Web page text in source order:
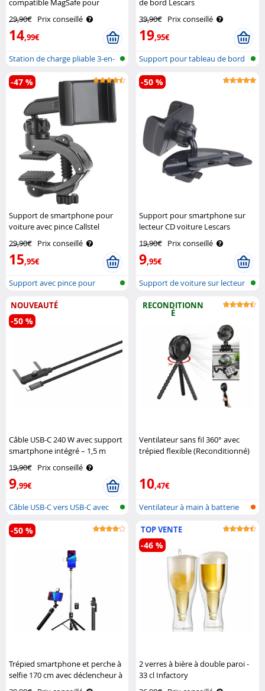
compatible MagSafe pour
iPhone, Apple Watch et AirPods
Callstel
29,90€ Prix conseillé
14,99€
Station de charge pliable 3-en-
1 po..
de bord Lescars
39,90€ Prix conseillé
19,95€
Support pour tableau de bord
de voi..
Support de smartphone pour
voiture avec pince Callstel
29,90€ Prix conseillé
15,95€
-47 %
Support avec pince pour
Support pour smartphone sur
lecteur CD voiture Lescars
19,90€ Prix conseillé
9,95€
-50 %
Support de voiture sur lecteur
NOUVEAUTÉ
Câble USB-C 240 W avec support
smartphone intégré – 1,5 m
19,90€ Prix conseillé
9,99€
-50 %
Câble USB-C vers USB-C avec
charge ..
RECONDITIONN
É
Ventilateur sans fil 360° avec
trépied flexible (Reconditionné)
10,47€
Ventilateur à main à batterie
Trépied smartphone et perche à
selfie 170 cm avec déclencheur à
distance et éclairage LED
-50 % TOP VENTE
2 verres à bière à double paroi -
33 cl Infactory
-46 %